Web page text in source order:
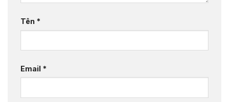
Tên *
Email *